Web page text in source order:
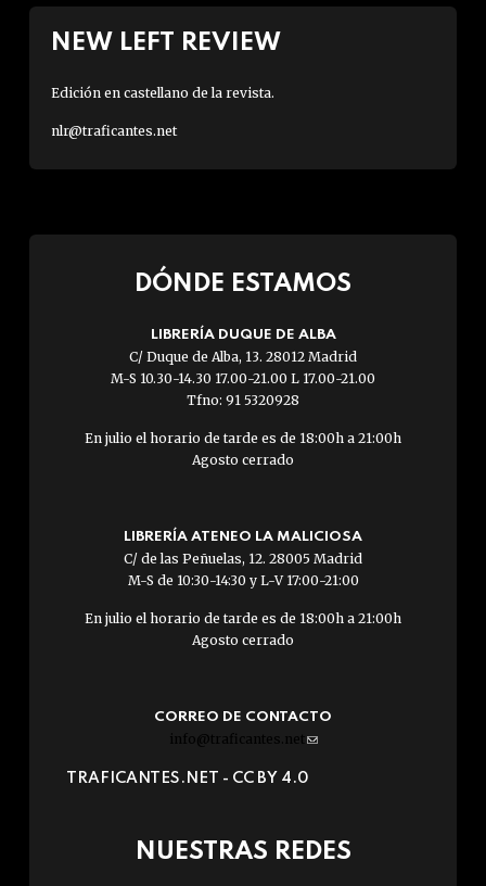
NEW LEFT REVIEW
Edición en castellano de la revista.
nlr@traficantes.net
DÓNDE ESTAMOS
LIBRERÍA DUQUE DE ALBA
C/ Duque de Alba, 13. 28012 Madrid
M-S 10.30-14.30 17.00-21.00 L 17.00-21.00
Tfno: 91 5320928
En julio el horario de tarde es de 18:00h a 21:00h
Agosto cerrado
LIBRERÍA ATENEO LA MALICIOSA
C/ de las Peñuelas, 12. 28005 Madrid
M-S de 10:30-14:30 y L-V 17:00-21:00
En julio el horario de tarde es de 18:00h a 21:00h
Agosto cerrado
CORREO DE CONTACTO
info@traficantes.net (link
e-
TRAFICANTES.NET - CC BY 4.0
NUESTRAS REDES